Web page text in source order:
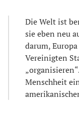
Die Welt ist
sie eben neu
darum,
Vereinigten
Menschheit